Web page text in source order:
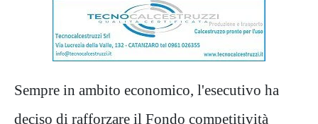
Sempre in ambito economico, l'esecutivo ha
deciso di rafforzare il Fondo competitività